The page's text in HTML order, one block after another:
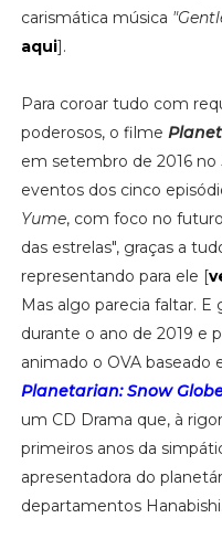
carismática música
aqui].
Para coroar tudo com
poderosos, o filme
em setembro de 2016 no
eventos dos cinco
Yume, com foco no
das estrelas", graças a
representando para ele [
Mas algo parecia faltar.
durante o ano de 2019 e
animado o OVA
Planetarian: Snow
um CD Drama que, à
primeiros anos da
apresentadora do
departamentos Hanabishi.